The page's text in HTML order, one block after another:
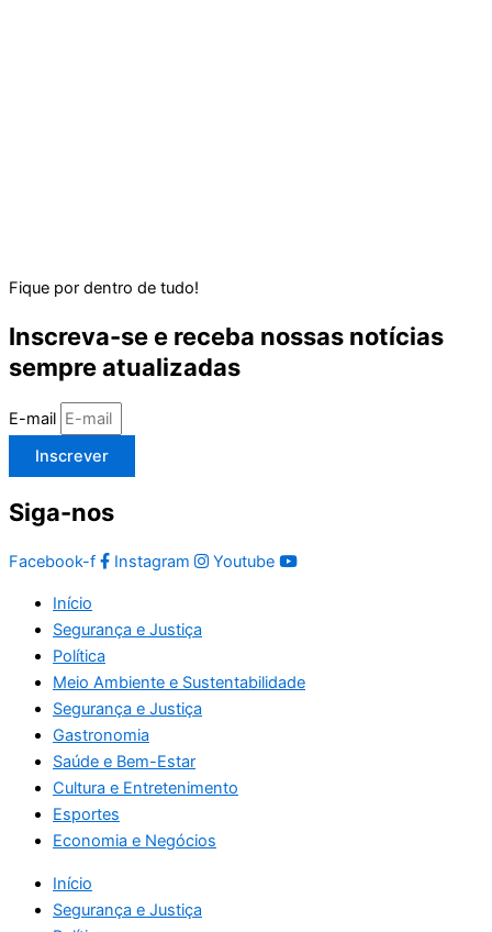
Fique por dentro de tudo!
Inscreva-se e receba nossas notícias
sempre atualizadas
E-mail
Inscrever
Siga-nos
Facebook-f Instagram Youtube
Início
Segurança e Justiça
Política
Meio Ambiente e Sustentabilidade
Segurança e Justiça
Gastronomia
Saúde e Bem-Estar
Cultura e Entretenimento
Esportes
Economia e Negócios
Início
Segurança e Justiça